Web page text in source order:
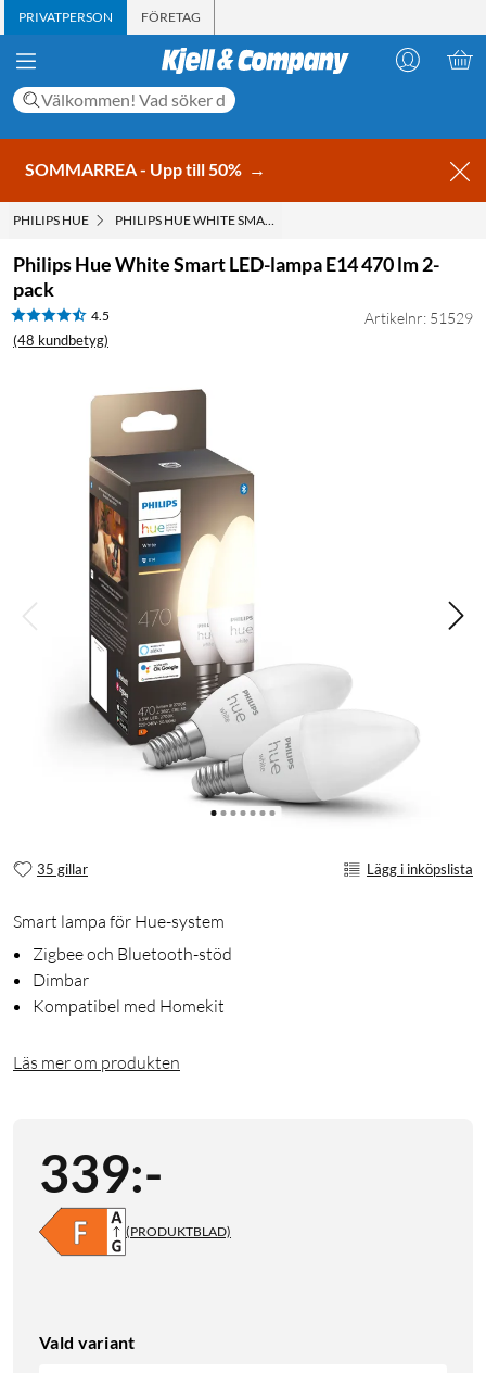
PRIVATPERSON FÖRETAG
SOMMARREA - Upp till 50% →
PHILIPS HUE PHILIPS HUE WHITE SMART LED-LAMPA E14 470 LM 2-PACK
Philips Hue White Smart LED-lampa E14 470 lm 2-
pack
4.5
(48 kundbetyg)
Artikelnr: 51529
35 gillar Lägg i inköpslista
Smart lampa för Hue-system
Zigbee och Bluetooth-stöd
Dimbar
Kompatibel med Homekit
Läs mer om produkten
339:-
(PRODUKTBLAD)
Vald variant